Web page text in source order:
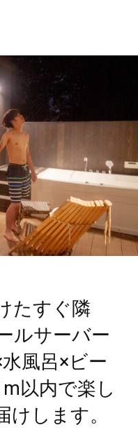
たすぐ隣
ルサーバー
風呂×ビー
以内で楽し
します。